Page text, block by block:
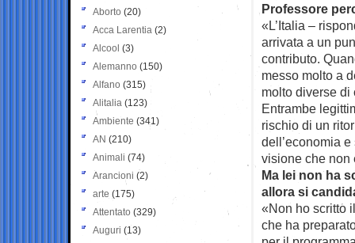
Professore
«L’Italia –
arrivata a un
contributo.
messo molto a
molto diverse di
Entrambe
rischio di un
dell’economia
visione che non
Ma lei non ha
allora si
«Non ho scritto
che ha
Aborto (20)
Acca Larentia (2)
Alcool (3)
Alemanno (150)
Alfano (315)
Alitalia (123)
Ambiente (341)
AN (210)
Animali (74)
Arancioni (2)
arte (175)
Attentato (329)
Auguri (13)